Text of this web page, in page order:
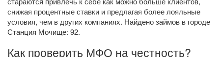
снижая процентные ставки и предлагая более лояльные
условия, чем в других компаниях. Найдено займов в городе
Станция Мочище: 92.
Как проверить МФО на честность?